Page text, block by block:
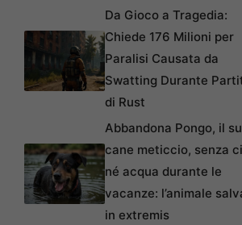
Da Gioco a Tragedia:
Chiede 176 Milioni per
Paralisi Causata da
Swatting Durante
di Rust
Abbandona Pongo, il
cane meticcio, senza
né acqua durante le
vacanze: l’animale
in extremis